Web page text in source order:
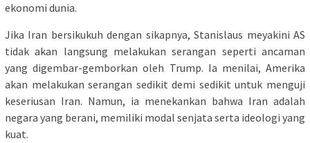
ekonomi dunia.
Jika Iran bersikukuh dengan sikapnya, Stanislaus meyakini AS
tidak akan langsung melakukan serangan seperti ancaman
yang digembar-gemborkan oleh Trump. Ia menilai, Amerika
akan melakukan serangan sedikit demi sedikit untuk menguji
keseriusan Iran. Namun, ia menekankan bahwa Iran adalah
negara yang berani, memiliki modal senjata serta ideologi yang
kuat.